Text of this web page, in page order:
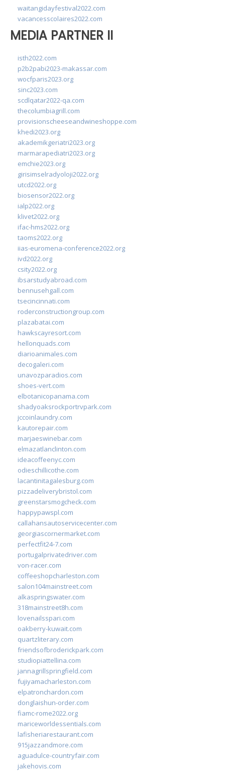
waitangidayfestival2022.com
vacancesscolaires2022.com
MEDIA PARTNER II
isth2022.com
p2b2pabi2023-makassar.com
wocfparis2023.org
sinc2023.com
scdlqatar2022-qa.com
thecolumbiagrill.com
provisionscheeseandwineshoppe.com
khedi2023.org
akademikgeriatri2023.org
marmarapediatri2023.org
emchie2023.org
girisimselradyoloji2022.org
utcd2022.org
biosensor2022.org
ialp2022.org
klivet2022.org
ifac-hms2022.org
taoms2022.org
iias-euromena-conference2022.org
ivd2022.org
csity2022.org
ibsarstudyabroad.com
bennusehgall.com
tsecincinnati.com
roderconstructiongroup.com
plazabatai.com
hawkscayresort.com
hellonquads.com
diarioanimales.com
decogaleri.com
unavozparadios.com
shoes-vert.com
elbotanicopanama.com
shadyoaksrockportrvpark.com
jccoinlaundry.com
kautorepair.com
marjaeswinebar.com
elmazatlanclinton.com
ideacoffeenyc.com
odieschillicothe.com
lacantinitagalesburg.com
pizzadeliverybristol.com
greenstarsmogcheck.com
happypawspl.com
callahansautoservicecenter.com
georgiascornermarket.com
perfectfit24-7.com
portugalprivatedriver.com
von-racer.com
coffeeshopcharleston.com
salon104mainstreet.com
alkaspringswater.com
318mainstreet8h.com
lovenailsspari.com
oakberry-kuwait.com
quartzliterary.com
friendsofbroderickpark.com
studiopiattellina.com
jannagrillspringfield.com
fujiyamacharleston.com
elpatronchardon.com
donglaishun-order.com
fiamc-rome2022.org
mariceworldessentials.com
lafisheriarestaurant.com
915jazzandmore.com
aguadulce-countryfair.com
jakehovis.com